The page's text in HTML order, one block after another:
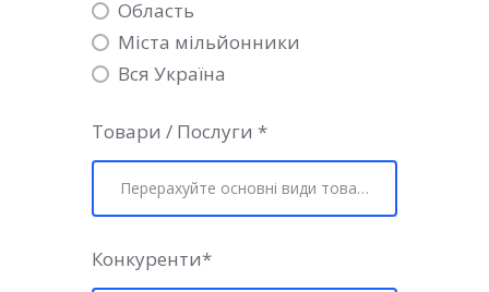
Область
Міста мільйонники
Вся Україна
Товари / Послуги *
Конкуренти*